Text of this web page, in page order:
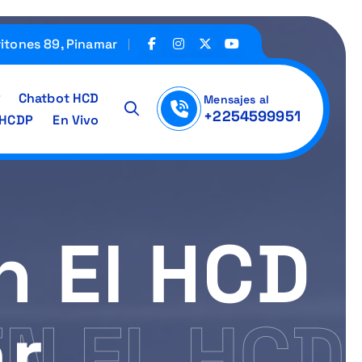
89, Pinamar
Chatbot HCD
En Vivo
Mensajes al
+2254599951
El HCD